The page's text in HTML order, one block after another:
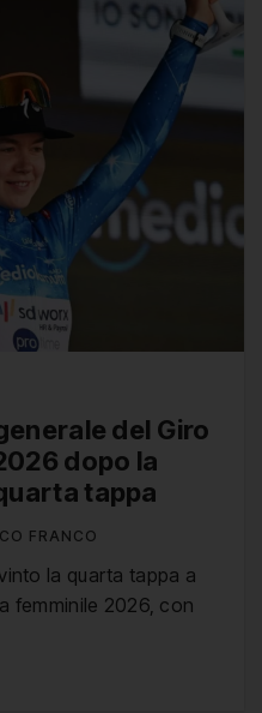
del Giro
dopo la
tappa
FRANCO
la quarta tappa a
femminile 2026, con